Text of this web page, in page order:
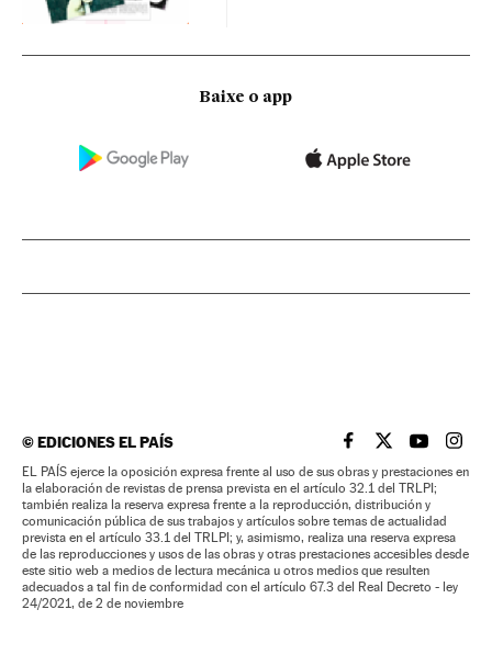
Baixe o app
©EDICIONES EL PAÍS EL PAÍS BRASIL EN
EL PAÍSEL PAÍS
EL
EL PAÍS ejerce la oposición expresa frente al uso de sus obras y prestaciones en
la elaboración de revistas de prensa prevista en el artículo 32.1 del TRLPI;
también realiza la reserva expresa frente a la reproducción, distribución y
comunicación pública de sus trabajos y artículos sobre temas de actualidad
prevista en el artículo 33.1 del TRLPI; y, asimismo, realiza una reserva expresa
de las reproducciones y usos de las obras y otras prestaciones accesibles desde
este sitio web a medios de lectura mecánica u otros medios que resulten
adecuados a tal fin de conformidad con el artículo 67.3 del Real Decreto - ley
24/2021, de 2 de noviembre